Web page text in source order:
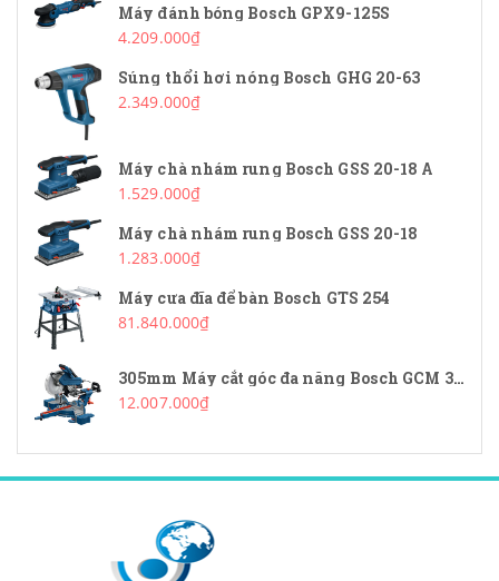
Máy đánh bóng Bosch GPX9-125S
4.209.000₫
Súng thổi hơi nóng Bosch GHG 20-63
2.349.000₫
Máy chà nhám rung Bosch GSS 20-18 A
1.529.000₫
Máy chà nhám rung Bosch GSS 20-18
1.283.000₫
Máy cưa đĩa để bàn Bosch GTS 254
81.840.000₫
305mm Máy cắt góc đa năng Bosch GCM 340-305D
12.007.000₫